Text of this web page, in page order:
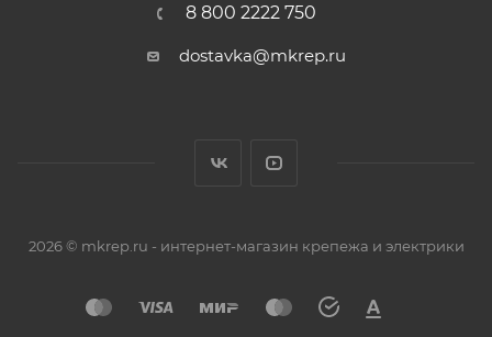
8 800 2222 750
dostavka@mkrep.ru
2026 © mkrep.ru - интернет-магазин крепежа и электрики